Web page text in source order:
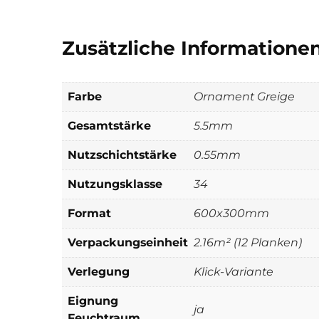
Zusätzliche
Farbe Ornament Greige
Gesamtstärke 5.5mm
Nutzschichtstärke 0.55mm
Nutzungsklasse 34
Format 600x300mm
Verpackungseinheit 2.16m² (12 Planken)
Verlegung Klick-Variante
Eignung
ja